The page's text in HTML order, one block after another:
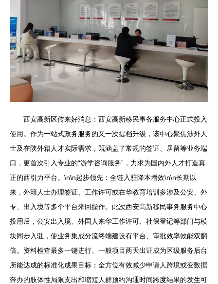
西安高新区传来好消息：西安高新移民事务服务中心正式投入
使用。作为一站式政务服务的又一次提档升级，该中心聚焦涉外人
士及在陕外籍人才实际需求，既涵盖了常规的签证、居留等业务端
口，更首次引入专业的“游学咨询服务”，力求为国内外人才打造真
正的西引力平台。\n\n起步领先：全链入驻降本增效\n\n长期以
来，外籍人士办理签证、工作许可或在华教育培训多涉及公安、外
专、出入境等多个平台来回操作。此次西安高新移民事务服务中心
投用后，公安出入境、外国人来华工作许可、社保登记等部门与模
块同步入驻，使业务集成分流终端建设有平台、审批效率效能双翻
倍。资料检查最多一键进行、一般项目两天出证成为区级服务后台
所能达成的标准化成果目标；全方位有效减少申请人跨境或变数据
奔办的肢体性局限支出和缩短人群预约沟通时间跨度结果的发生可